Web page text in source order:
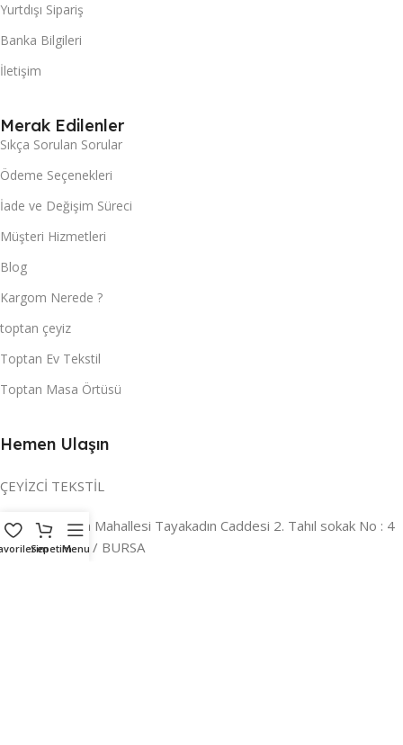
Yurtdışı Sipariş
Banka Bilgileri
İletişim
Merak Edilenler
Sıkça Sorulan Sorular
Ödeme Seçenekleri
İade ve Değişim Süreci
Müşteri Hizmetleri
Blog
Kargom Nerede ?
toptan çeyiz
Toptan Ev Tekstil
Toptan Masa Örtüsü
Hemen Ulaşın
ÇEYİZCİ TEKSTİL
Adres:Reyhan Mahallesi Tayakadın Caddesi 2. Tahıl sokak No : 4
/ a Osmangazi / BURSA
SepetimMenu